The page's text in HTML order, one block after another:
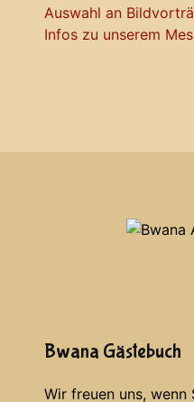
Auswahl an
Infos zu unserem
Bwana Gästebuch
Wir freuen uns, wenn